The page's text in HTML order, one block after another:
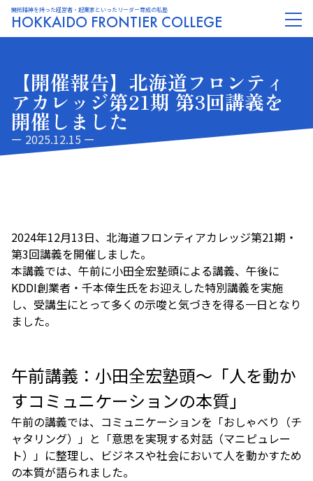
開拓精神を持った経営者・起業家といったリーダー育成の私塾
HOKKAIDO FRONTIER COLLEGE
【開催報告】北海道フロンティ
アカレッジ第21期 第3回講義を
開催しました
ー 2025.12.15 ー
2024年12月13日、北海道フロンティアカレッジ第21期・
第3回講義を開催しました。
本講義では、午前に小田全宏塾頭による講義、午後に
KDDI創業者・千本倖生氏をお迎えした特別講義を実施
し、受講生にとって多くの示唆と気づきを得る一日となり
ました。
午前講義：小田全宏塾頭～「人を動か
すコミュニケーションの本質」
午前の講義では、コミュニケーションを「おしゃべり（チ
ャタリング）」と「意思を実現する対話（マニピュレー
ト）」に整理し、ビジネスや社会において人を動かすため
の本質が語られました。